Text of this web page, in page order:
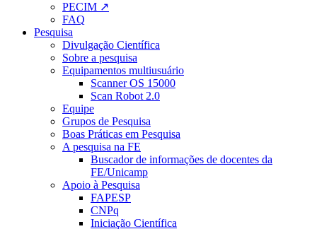
PECIM ↗
FAQ
Pesquisa
Divulgação Científica
Sobre a pesquisa
Equipamentos multiusuário
Scanner OS 15000
Scan Robot 2.0
Equipe
Grupos de Pesquisa
Boas Práticas em Pesquisa
A pesquisa na FE
Buscador de informações de docentes da
FE/Unicamp
Apoio à Pesquisa
FAPESP
CNPq
Iniciação Científica